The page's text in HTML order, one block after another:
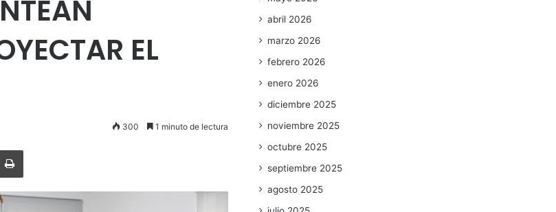
EL
300 1 minuto de lectura
email Imprimir
abril 2026
marzo 2026
febrero 2026
enero 2026
diciembre 2025
noviembre 2025
octubre 2025
septiembre 2025
agosto 2025